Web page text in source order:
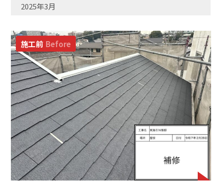
2025年3月
施工前 Before